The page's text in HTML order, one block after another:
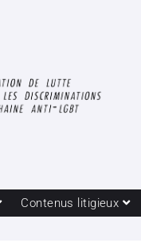
Contenus litigieux